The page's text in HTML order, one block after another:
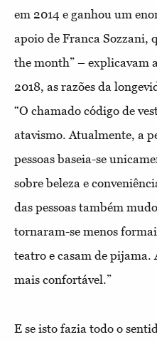
em 2014 e ganhou um
apoio de Franca Sozzani,
the month” – explicavam
2018, as razões da
“O chamado código de
atavismo. Atualmente, a
pessoas baseia-se
sobre beleza e
das pessoas também
tornaram-se menos
teatro e casam de
mais confortável.”
E se isto fazia todo o